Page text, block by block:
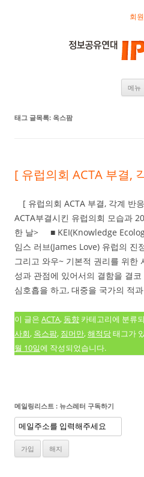
메뉴
회
태그 글목록: 옥스팜
[ 유럽의회 ACTA 부결,
[ 유럽의회 ACTA 부결, 각계
ACTA부결시킨 유럽의회 모습과
한 날> ■ KEI(Knowledge
임스 러브(James Love) 유럽의 진
그리고 와우~ 기본적 권리를 위한
성과 관점에 있어서의 결함을 결
심호흡을 하고, 대중을 국가의 적
이 글은 ACTA, 동향 카테고리에 분류
사회, 옥스팜, 짐머만,해적당태그가
월 10일에 작성되었습니다.
메일링리스트 : 뉴스레터 구독하기